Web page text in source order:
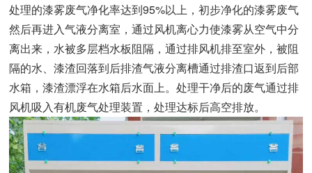
处理的漆雾废气净化率达到95%以上，初步净化的漆雾废气
然后再进入气液分离室，通过风机离心力使漆雾从空气中分
离出来，水被多层档水板阻隔，通过排风机排至室外，被阻
隔的水、漆渣回落到后排渣气液分离槽通过排渣口返到后部
水箱，漆渣漂浮在水箱后水面上。处理干净后的废气通过排
风机吸入有机废气处理装置，处理达标后高空排放。